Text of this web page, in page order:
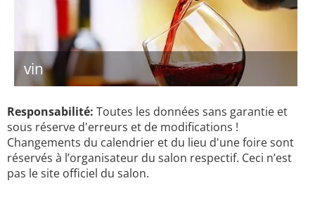
vin
Responsabilité: Toutes les données sans garantie et
sous réserve d'erreurs et de modifications !
Changements du calendrier et du lieu d'une foire sont
réservés à l’organisateur du salon respectif. Ceci n’est
pas le site officiel du salon.